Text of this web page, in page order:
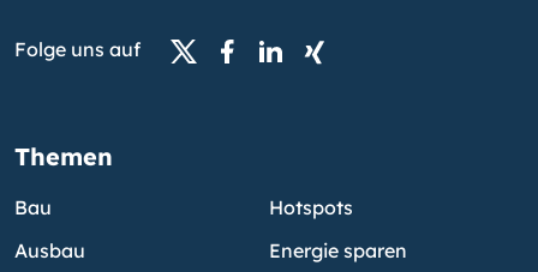
Folge uns auf
Themen
Bau
Ausbau
Hotspots
Energie sparen